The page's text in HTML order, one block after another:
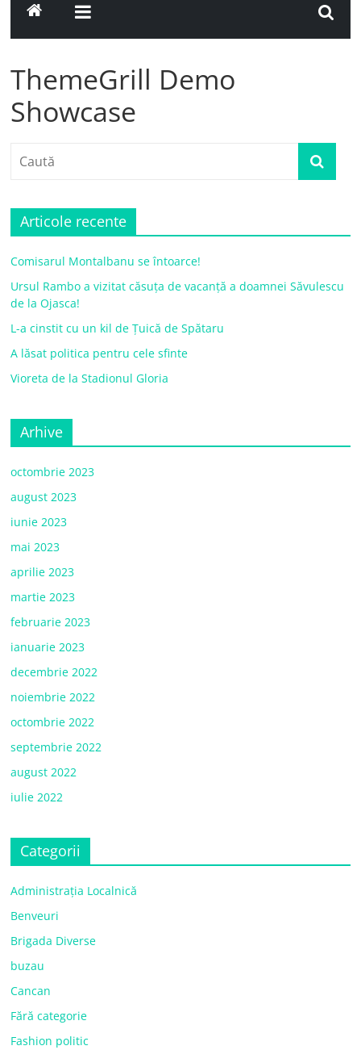
ThemeGrill Demo
Showcase
Articole recente
Comisarul Montalbanu se întoarce!
Ursul Rambo a vizitat căsuța de vacanță a doamnei Săvulescu
de la Ojasca!
L-a cinstit cu un kil de Țuică de Spătaru
A lăsat politica pentru cele sfinte
Vioreta de la Stadionul Gloria
Arhive
octombrie 2023
august 2023
iunie 2023
mai 2023
aprilie 2023
martie 2023
februarie 2023
ianuarie 2023
decembrie 2022
noiembrie 2022
octombrie 2022
septembrie 2022
august 2022
iulie 2022
Categorii
Administrația Localnică
Benveuri
Brigada Diverse
buzau
Cancan
Fără categorie
Fashion politic